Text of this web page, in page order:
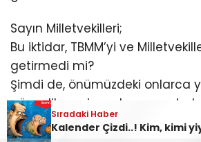
Sayın Milletvekilleri;
Bu iktidar, TBMM’yi ve
getirmedi mi?
Şimdi de, önümüzdeki onlarca
güvenlik ve siyaset
şekillendirmek için sizlerin oyunu
Sıradaki Haber